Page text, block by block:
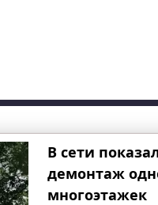
В сети
демонтаж
многоэтажек